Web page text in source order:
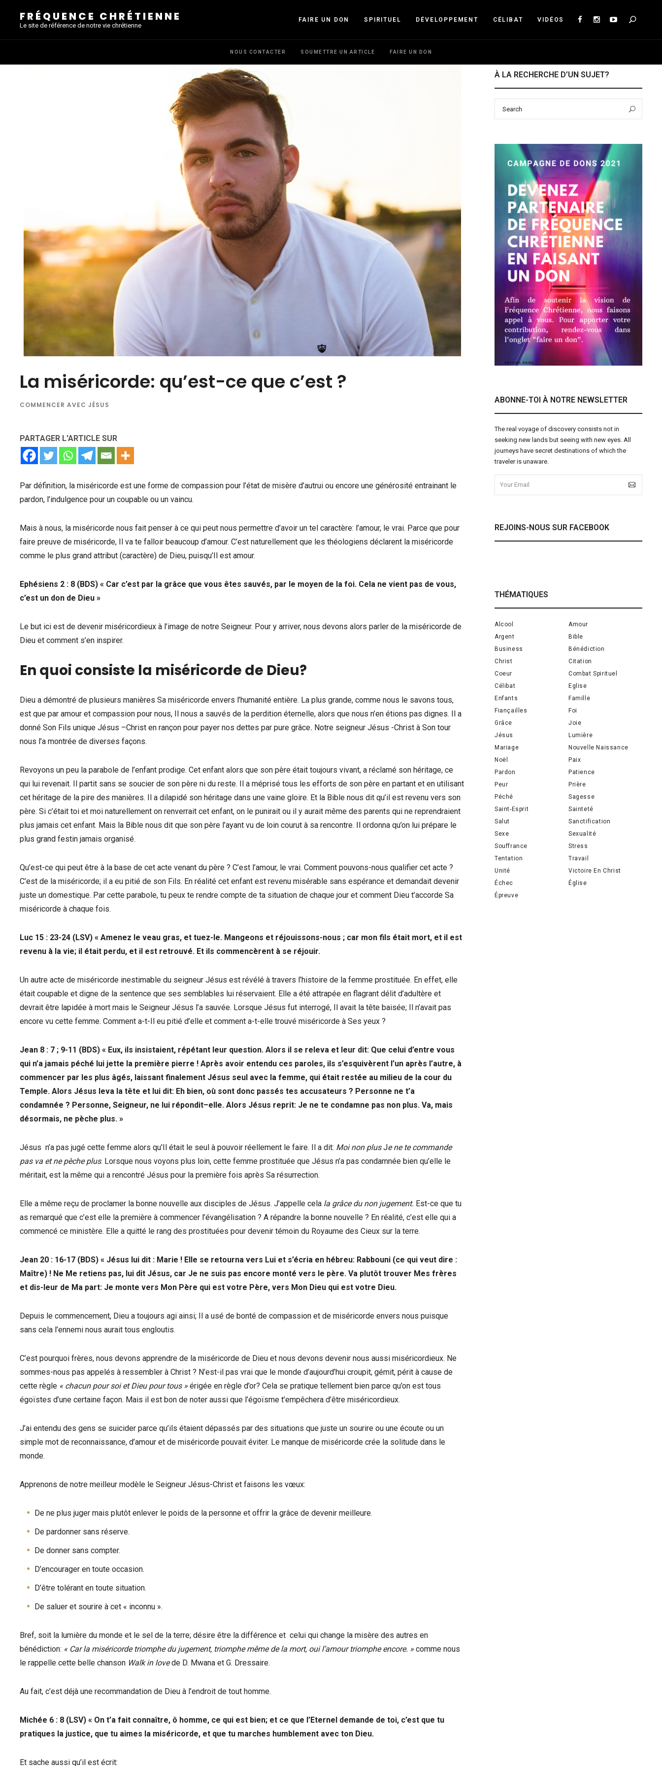
FRÉQUENCE CHRÉTIENNE
Le site de référence de notre vie chrétienne
FAIRE UN DON SPIRITUEL DÉVELOPPEMENT CÉLIBAT VIDÉOS
NOUS CONTACTER SOUMETTRE UN ARTICLE FAIRE UN DON
La miséricorde: qu’est-ce que c’est ?
COMMENCER AVEC JÉSUS
PARTAGER L'ARTICLE SUR
Par définition, la miséricorde est une forme de compassion pour l’état de misère d’autrui ou encore une générosité entrainant le
pardon, l’indulgence pour un coupable ou un vaincu.
Mais à nous, la miséricorde nous fait penser à ce qui peut nous permettre d’avoir un tel caractère: l’amour, le vrai. Parce que pour
faire preuve de miséricorde, Il va te falloir beaucoup d’amour. C’est naturellement que les théologiens déclarent la miséricorde
comme le plus grand attribut (caractère) de Dieu, puisqu’Il est amour.
Ephésiens 2 : 8 (BDS) « Car c’est par la grâce que vous êtes sauvés, par le moyen de la foi. Cela ne vient pas de vous,
c’est un don de Dieu »
Le but ici est de devenir miséricordieux à l’image de notre Seigneur. Pour y arriver, nous devons alors parler de la miséricorde de
Dieu et comment s’en inspirer.
En quoi consiste la miséricorde de Dieu?
Dieu a démontré de plusieurs manières Sa miséricorde envers l’humanité entière. La plus grande, comme nous le savons tous,
est que par amour et compassion pour nous, Il nous a sauvés de la perdition éternelle, alors que nous n’en étions pas dignes. Il a
donné Son Fils unique Jésus –Christ en rançon pour payer nos dettes par pure grâce. Notre seigneur Jésus -Christ à Son tour
nous l’a montrée de diverses façons.
Revoyons un peu la parabole de l’enfant prodige. Cet enfant alors que son père était toujours vivant, a réclamé son héritage, ce
qui lui revenait. Il partit sans se soucier de son père ni du reste. Il a méprisé tous les efforts de son père en partant et en utilisant
cet héritage de la pire des manières. Il a dilapidé son héritage dans une vaine gloire. Et la Bible nous dit qu’il est revenu vers son
père. Si c’était toi et moi naturellement on renverrait cet enfant, on le punirait ou il y aurait même des parents qui ne reprendraient
plus jamais cet enfant. Mais la Bible nous dit que son père l’ayant vu de loin courut à sa rencontre. Il ordonna qu’on lui prépare le
plus grand festin jamais organisé.
Qu’est-ce qui peut être à la base de cet acte venant du père ? C’est l’amour, le vrai. Comment pouvons-nous qualifier cet acte ?
C’est de la miséricorde; il a eu pitié de son Fils. En réalité cet enfant est revenu misérable sans espérance et demandait devenir
juste un domestique. Par cette parabole, tu peux te rendre compte de ta situation de chaque jour et comment Dieu t’accorde Sa
miséricorde à chaque fois.
Luc 15 : 23-24 (LSV) « Amenez le veau gras, et tuez-le. Mangeons et réjouissons-nous ; car mon fils était mort, et il est
revenu à la vie; il était perdu, et il est retrouvé. Et ils commencèrent à se réjouir.
Un autre acte de miséricorde inestimable du seigneur Jésus est révélé à travers l’histoire de la femme prostituée. En effet, elle
était coupable et digne de la sentence que ses semblables lui réservaient. Elle a été attrapée en flagrant délit d’adultère et
devrait être lapidée à mort mais le Seigneur Jésus l’a sauvée. Lorsque Jésus fut interrogé, Il avait la tête baisée; Il n’avait pas
encore vu cette femme. Comment a-t-Il eu pitié d’elle et comment a-t-elle trouvé miséricorde à Ses yeux ?
Jean 8 : 7 ; 9-11 (BDS) « Eux, ils insistaient, répétant leur question. Alors il se releva et leur dit: Que celui d’entre vous
qui n’a jamais péché lui jette la première pierre ! Après avoir entendu ces paroles, ils s’esquivèrent l’un après l’autre, à
commencer par les plus âgés, laissant finalement Jésus seul avec la femme, qui était restée au milieu de la cour du
Temple. Alors Jésus leva la tête et lui dit: Eh bien, où sont donc passés tes accusateurs ? Personne ne t’a
condamnée ? Personne, Seigneur, ne lui répondit–elle. Alors Jésus reprit: Je ne te condamne pas non plus. Va, mais
désormais, ne pèche plus. »
Jésus n’a pas jugé cette femme alors qu’Il était le seul à pouvoir réellement le faire. Il a dit: Moi non plusJe ne te commande
pas va et ne pèche plus. Lorsque nous voyons plus loin, cette femme prostituée que Jésus n’a pas condamnée bien qu’elle le
méritait, est la même qui a rencontré Jésus pour la première fois après Sa résurrection.
Elle a même reçu de proclamer la bonne nouvelle aux disciples de Jésus. J’appelle cela la grâce du non jugement. Est-ce que tu
as remarqué que c’est elle la première à commencer l’évangélisation ? A répandre la bonne nouvelle ? En réalité, c’est elle qui a
commencé ce ministère. Elle a quitté le rang des prostituées pour devenir témoin du Royaume des Cieux sur la terre.
Jean 20 : 16-17 (BDS) « Jésus lui dit : Marie ! Elle se retourna vers Lui et s’écria en hébreu: Rabbouni (ce qui veut dire :
Maître) ! Ne Me retiens pas, lui dit Jésus, car Je ne suis pas encore monté vers le père. Va plutôt trouver Mes frères
et dis-leur de Ma part: Je monte vers Mon Père qui est votre Père, vers Mon Dieu qui est votre Dieu.
Depuis le commencement, Dieu a toujours agi ainsi; Il a usé de bonté de compassion et de miséricorde envers nous puisque
sans cela l’ennemi nous aurait tous engloutis.
C’est pourquoi frères, nous devons apprendre de la miséricorde de Dieu et nous devons devenir nous aussi miséricordieux. Ne
sommes-nous pas appelés à ressembler à Christ ? N’est-il pas vrai que le monde d’aujourd’hui croupit, gémit, périt à cause de
cette règle « chacun pour soi et Dieu pour tous » érigée en règle d’or? Cela se pratique tellement bien parce qu’on est tous
égoïstes d’une certaine façon. Mais il est bon de noter aussi que l’égoïsme t’empêchera d’être miséricordieux.
J’ai entendu des gens se suicider parce qu’ils étaient dépassés par des situations que juste un sourire ou une écoute ou un
simple mot de reconnaissance, d’amour et de miséricorde pouvait éviter. Le manque de miséricorde crée la solitude dans le
monde.
Apprenons de notre meilleur modèle le Seigneur Jésus-Christ et faisons les vœux:
De ne plus juger mais plutôt enlever le poids de la personne et offrir la grâce de devenir meilleure.
De pardonner sans réserve.
De donner sans compter.
D’encourager en toute occasion.
D’être tolérant en toute situation.
De saluer et sourire à cet « inconnu ».
Bref, soit la lumière du monde et le sel de la terre; désire être la différence et celui qui change la misère des autres en
bénédiction: « Car la miséricorde triomphe du jugement, triomphe même de la mort, oui l’amour triomphe encore. » comme nous
le rappelle cette belle chanson Walk in lovede D. Mwana et G. Dressaire.
Au fait, c’est déjà une recommandation de Dieu à l’endroit de tout homme.
Michée 6 : 8 (LSV) « On t’a fait connaître, ô homme, ce qui est bien; et ce que l’Eternel demande de toi, c’est que tu
pratiques la justice, que tu aimes la miséricorde, et que tu marches humblement avec ton Dieu.
Et sache aussi qu’il est écrit:
À LA RECHERCHE D’UN SUJET?
ABONNE-TOI À NOTRE NEWSLETTER
The real voyage of discovery consists not in
seeking new lands but seeing with new eyes. All
journeys have secret destinations of which the
traveler is unaware.
REJOINS-NOUS SUR FACEBOOK
THÉMATIQUES
Alcool
Amour
Argent
Bible
Business
Bénédiction
Christ
Citation
Coeur
Combat Spirituel
Célibat
Eglise
Enfants
Famille
Fiançailles
Foi
Grâce
Joie
Jésus
Lumière
Mariage
Nouvelle Naissance
Noël
Paix
Pardon
Patience
Peur
Prière
Péché
Sagesse
Saint-Esprit
Sainteté
Salut
Sanctification
Sexe
Sexualité
Souffrance
Stress
Tentation
Travail
Unité
Victoire En Christ
Échec
Église
Épreuve